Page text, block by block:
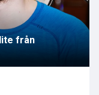
från